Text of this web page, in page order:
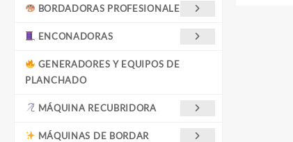
BORDADORAS PROFESIONALES
ENCONADORAS
GENERADORES Y EQUIPOS DE
PLANCHADO
MÁQUINA RECUBRIDORA
MÁQUINAS DE BORDAR